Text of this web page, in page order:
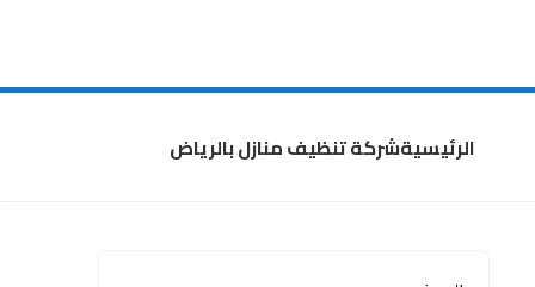
الرئيسيةشركة تنظيف منازل بالرياض